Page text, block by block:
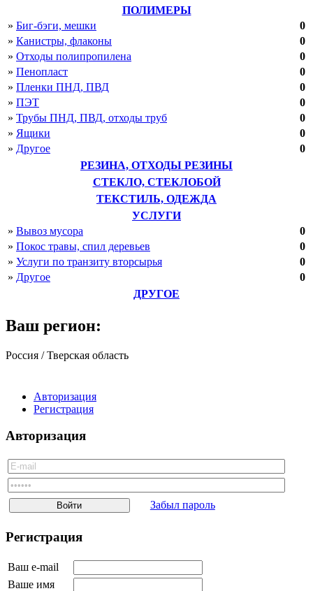
Курская область
Магаданская область
Московская область
Нижегородская область
Новгородская область
Омская область
Пензенская область
Пермский край
Псковская область
Ростовская область
Рязанская область
Самарская область
Сахалинская область
Свердловская область
Смоленская область
Тверская область
Челябинская область
Украина
Белоруссия
Туркмения
Узбекистан
Молдавия
Казахстан
Армения
ПОЛИМЕРЫ
» Биг-бэги, мешки
0
» Канистры, флаконы
0
» Отходы полипропилена
0
» Пенопласт
0
» Пленки ПНД, ПВД
0
» ПЭТ
0
» Трубы ПНД, ПВД, отходы труб
0
» Ящики
0
» Другое
0
РЕЗИНА, ОТХОДЫ РЕЗИНЫ
СТЕКЛО, СТЕКЛОБОЙ
ТЕКСТИЛЬ, ОДЕЖДА
УСЛУГИ
» Вывоз мусора
0
» Покос травы, спил деревьев
0
» Услуги по транзиту вторсырья
0
» Другое
0
ДРУГОЕ
Ваш регион:
Россия / Тверская область
Авторизация
Регистрация
Авторизация
Забыл пароль
Регистрация
Ваш e-mail
Ваше имя